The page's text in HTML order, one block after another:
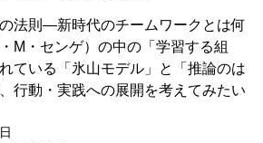
法則―新時代のチームワークとは何
M・センゲ）の中の「学習する組
ている「氷山モデル」と「推論のは
行動・実践への展開を考えてみたい